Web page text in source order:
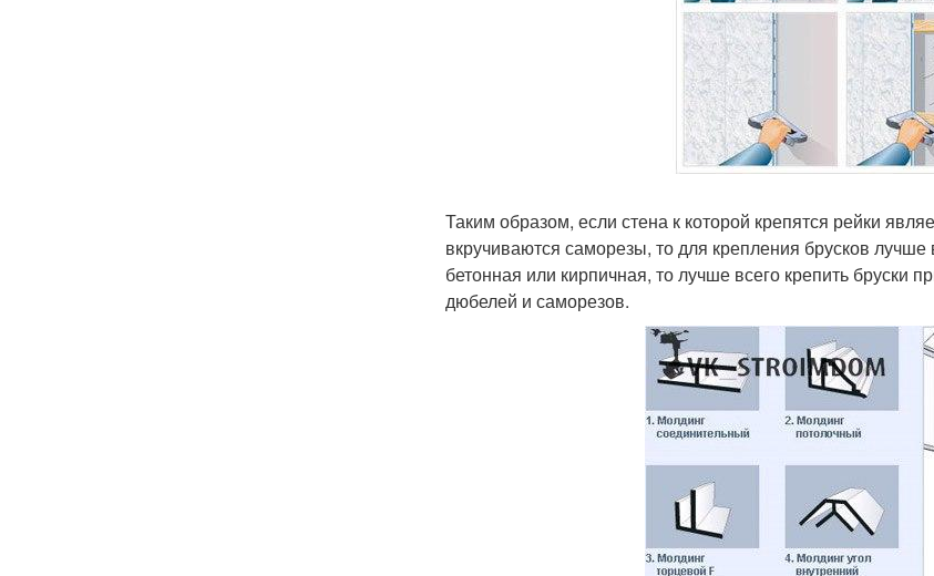
Таким образом, если стена к которой крепятся рейки
вкручиваются саморезы, то для крепления брусков
бетонная или кирпичная, то лучше всего крепить
дюбелей и саморезов.